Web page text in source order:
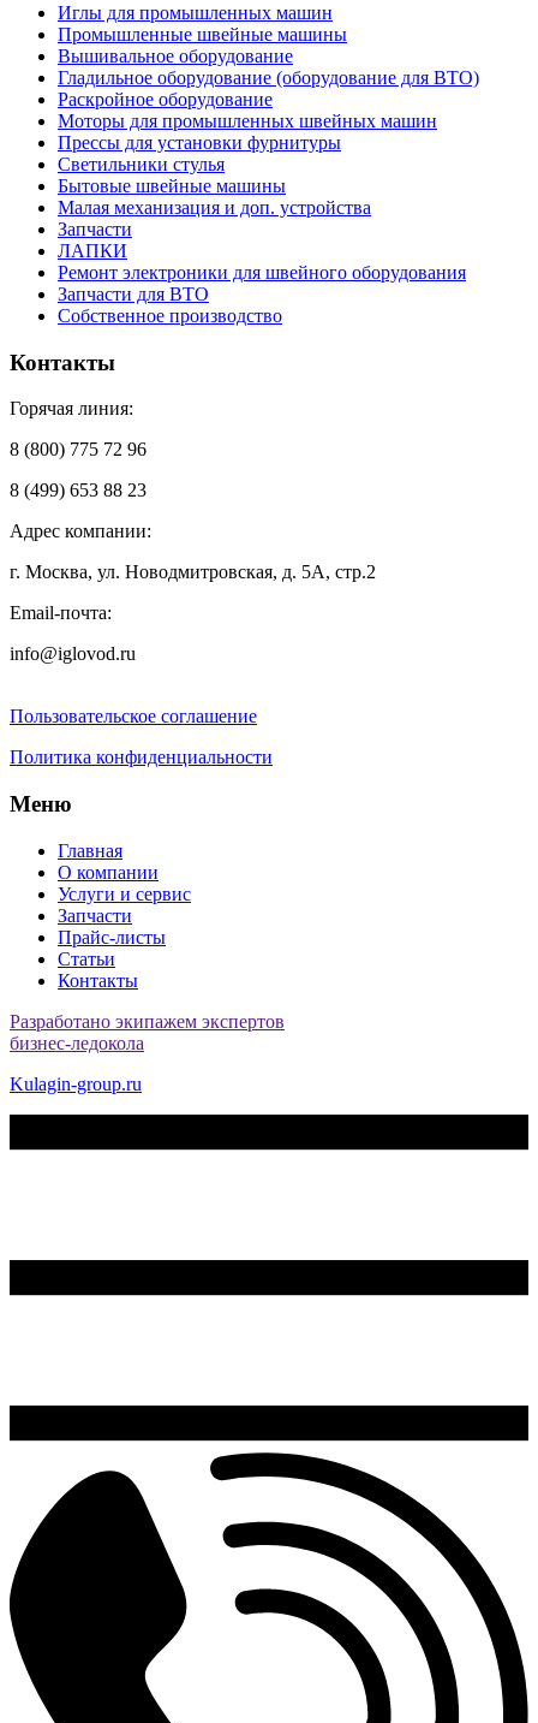
Иглы для промышленных машин
Промышленные швейные машины
Вышивальное оборудование
Гладильное оборудование (оборудование для ВТО)
Раскройное оборудование
Моторы для промышленных швейных машин
Прессы для установки фурнитуры
Светильники стулья
Бытовые швейные машины
Малая механизация и доп. устройства
Запчасти
ЛАПКИ
Ремонт электроники для швейного оборудования
Запчасти для ВТО
Собственное производство
Контакты
Горячая линия:
8 (800) 775 72 96
8 (499) 653 88 23
Адрес компании:
г. Москва, ул. Новодмитровская, д. 5А, стр.2
Email-почта:
info@iglovod.ru
Пользовательское соглашение
Политика конфиденциальности
Меню
Главная
О компании
Услуги и сервис
Запчасти
Прайс-листы
Статьи
Контакты
Разработано экипажем экспертов
бизнес-ледокола
Kulagin-group.ru